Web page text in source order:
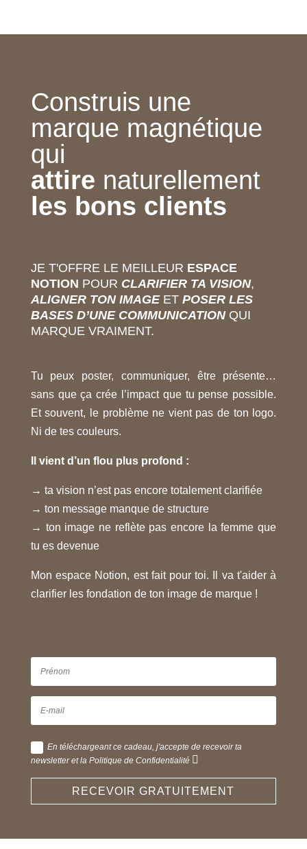
Construis une
marque magnétique
qui
attire naturellement
les bons clients
JE T'OFFRE LE MEILLEUR ESPACE
NOTION POUR CLARIFIER TA VISION,
ALIGNER TON IMAGEETPOSER LES
BASES D’UNE COMMUNICATIONQUI
MARQUE VRAIMENT.
Tu peux poster, communiquer, être présente…
sans que ça crée l’impact que tu pense possible.
Et souvent, le problème ne vient pas de ton logo.
Ni de tes couleurs.
Il vient d’un flou plus profond :
→ ta vision n’est pas encore totalement clarifiée
→ ton message manque de structure
→ ton image ne reflète pas encore la femme que
tu es devenue
Mon espace Notion, est fait pour toi. Il va t'aider à
clarifier les fondation de ton image de marque !
En téléchargeant ce cadeau, j'accepte de recevoir ta
newsletter et la Politique de Confidentialité
RECEVOIR GRATUITEMENT